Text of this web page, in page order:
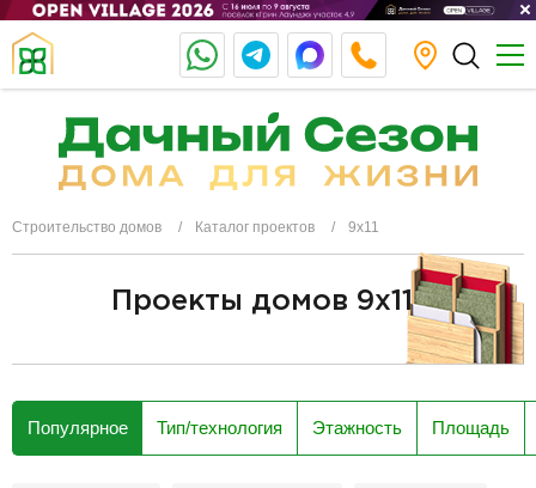
Строительство домов Каталог проектов 9х11
Проекты домов 9x11
Популярное Тип/технология Этажность Площадь